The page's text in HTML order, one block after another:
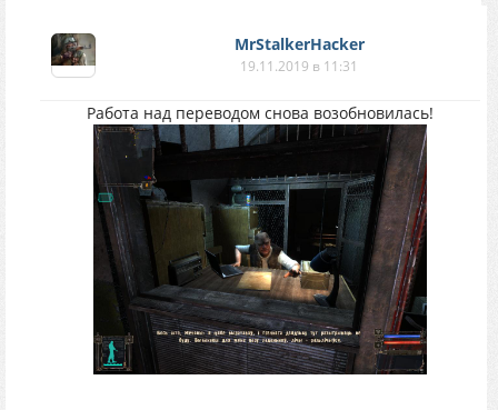
MrStalkerHacker
19.11.2019 в 11:31
Работа над переводом снова возобновилась!